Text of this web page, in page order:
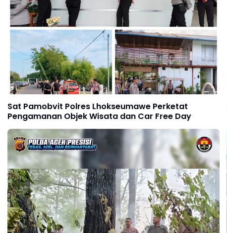
Sat Pamobvit Polres Lhokseumawe Perketat
Pengamanan Objek Wisata dan Car Free Day